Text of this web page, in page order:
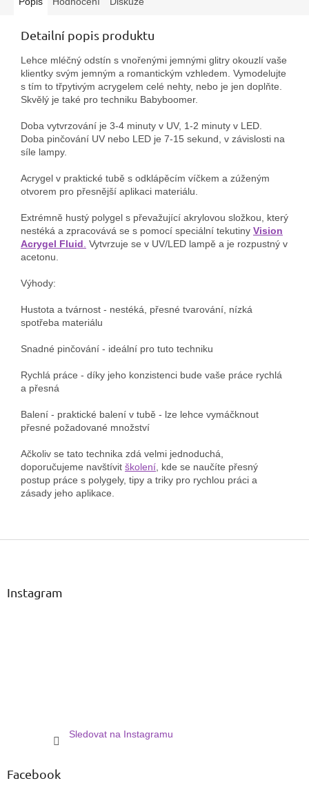
Detailní popis produktu
Lehce mléčný odstín s vnořenými jemnými glitry okouzlí vaše
klientky svým jemným a romantickým vzhledem. Vymodelujte
s tím to třpytivým acrygelem celé nehty, nebo je jen doplňte.
Skvělý je také pro techniku Babyboomer.
Doba vytvrzování je 3-4 minuty v UV, 1-2 minuty v LED.
Doba pinčování UV nebo LED je 7-15 sekund, v závislosti na
síle lampy.
Acrygel v praktické tubě s odklápěcím víčkem a zúženým
otvorem pro přesnější aplikaci materiálu.
Extrémně hustý polygel s převažující akrylovou složkou, který
nestéká a zpracovává se s pomocí speciální tekutiny Vision
Acrygel Fluid Vytvrzuje se v UV/LED lampě a je rozpustný v
acetonu.
Výhody:
Hustota a tvárnost - nestéká, přesné tvarování, nízká
spotřeba materiálu
Snadné pinčování - ideální pro tuto techniku
Rychlá práce - díky jeho konzistenci bude vaše práce rychlá
a přesná
Balení - praktické balení v tubě - lze lehce vymáčknout
přesné požadované množství
Ačkoliv se tato technika zdá velmi jednoduchá,
doporučujeme navštívit školení , kde se naučíte přesný
postup práce s polygely, tipy a triky pro rychlou práci a
zásady jeho aplikace.
Z
Instagram
Sledovat na Instagramu
Facebook